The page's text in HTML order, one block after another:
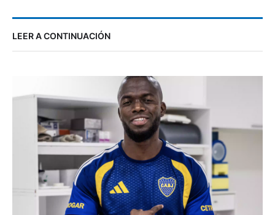
LEER A CONTINUACIÓN